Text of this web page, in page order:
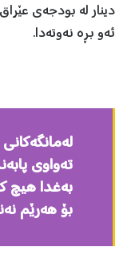
دینار له‌ بودجه‌ی
ئه‌و بڕه‌ نه‌وته‌دا.
ته‌واوی
به‌غدا هیچ
بۆ هه‌رێم